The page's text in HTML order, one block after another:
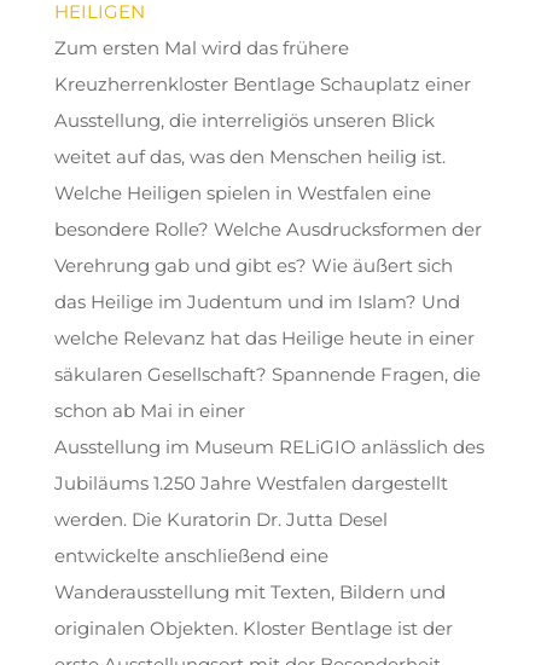
HEILIGEN
Zum ersten Mal wird das frühere
Kreuzherrenkloster Bentlage Schauplatz einer
Ausstellung, die interreligiös unseren Blick
weitet auf das, was den Menschen heilig ist.
Welche Heiligen spielen in Westfalen eine
besondere Rolle? Welche Ausdrucksformen der
Verehrung gab und gibt es? Wie äußert sich
das Heilige im Judentum und im Islam? Und
welche Relevanz hat das Heilige heute in einer
säkularen Gesellschaft? Spannende Fragen, die
schon ab Mai in einer
Ausstellung im Museum RELiGIO anlässlich des
Jubiläums 1.250 Jahre Westfalen dargestellt
werden. Die Kuratorin Dr. Jutta Desel
entwickelte anschließend eine
Wanderausstellung mit Texten, Bildern und
originalen Objekten. Kloster Bentlage ist der